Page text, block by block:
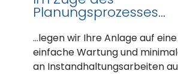
Planungsprozesses...
…legen wir Ihre Anlage auf
einfache Wartung und
an Instandhaltungsarbeiten